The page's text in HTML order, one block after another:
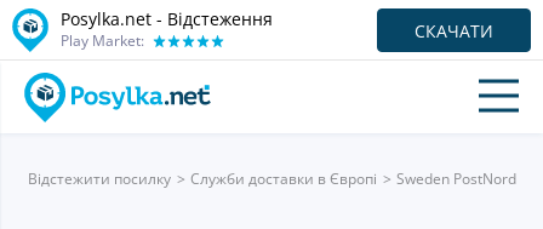
Posylka.net - Відстеження
Play Market: СКАЧАТИ
Відстежити посилку Служби доставки в Європі Sweden PostNord